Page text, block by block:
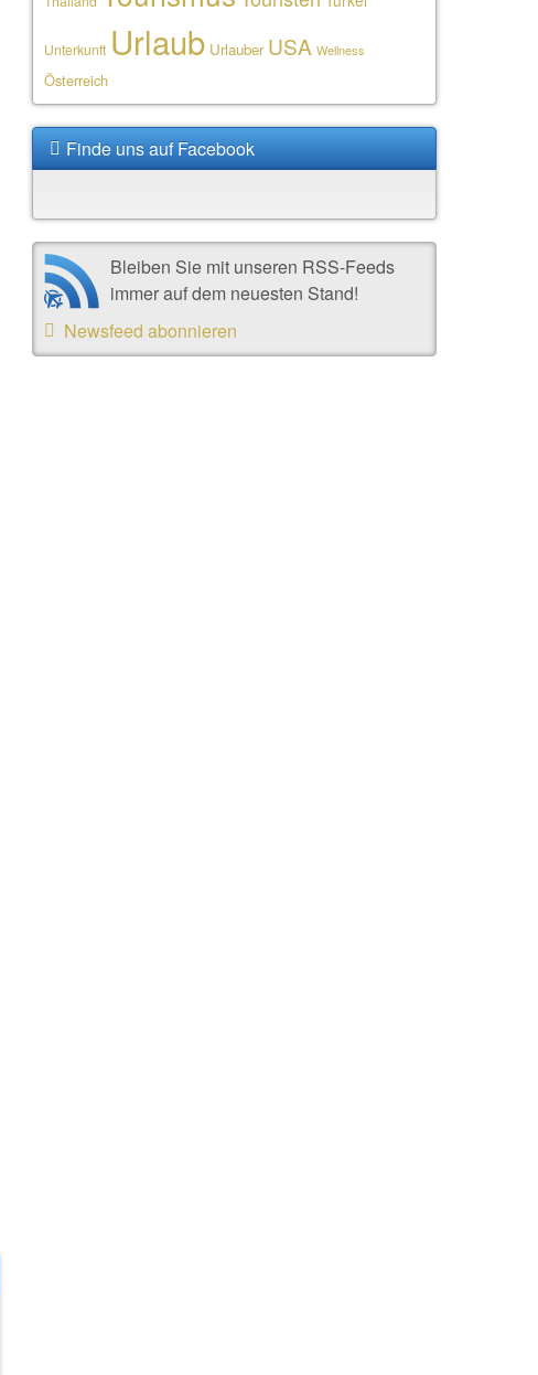
Unterkunft Urlaub Urlauber USA Wellness
Österreich
Finde uns auf Facebook
Bleiben Sie mit unseren RSS-Feeds
immer auf dem neuesten Stand!
Newsfeed abonnieren